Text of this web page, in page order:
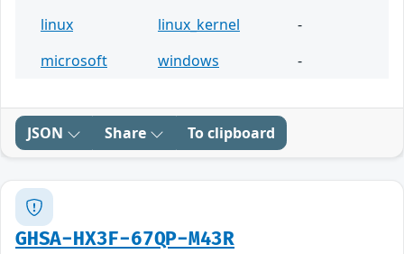
linux
linux_kernel
-
microsoft
windows -
JSON Share To clipboard
GHSA-HX3F-67QP-M43R